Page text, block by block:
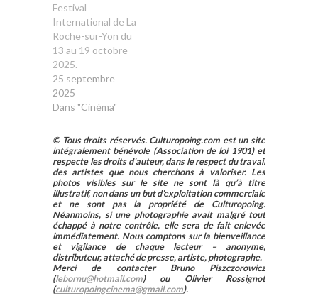
Festival
International de La
Roche-sur-Yon du
13 au 19 octobre
2025.
25 septembre
2025
Dans "Cinéma"
© Tous droits réservés. Culturopoing.com est un site
intégralement bénévole (Association de loi 1901) et
respecte les droits d’auteur, dans le respect du travail
des artistes que nous cherchons à valoriser. Les
photos visibles sur le site ne sont là qu’à titre
illustratif, non dans un but d’exploitation commerciale
et ne sont pas la propriété de Culturopoing.
Néanmoins, si une photographie avait malgré tout
échappé à notre contrôle, elle sera de fait enlevée
immédiatement. Nous comptons sur la bienveillance
et vigilance de chaque lecteur – anonyme,
distributeur, attaché de presse, artiste, photographe.
Merci de contacter Bruno Piszczorowicz
(lebornu@hotmail.com) ou Olivier Rossignot
(culturopoingcinema@gmail.com).